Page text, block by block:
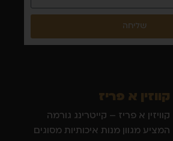
שליחה
קווזין א פריז
קוויזין א פריז – קייטרינג גורמה
המציע מגוון מנות איכותיות מסוגים